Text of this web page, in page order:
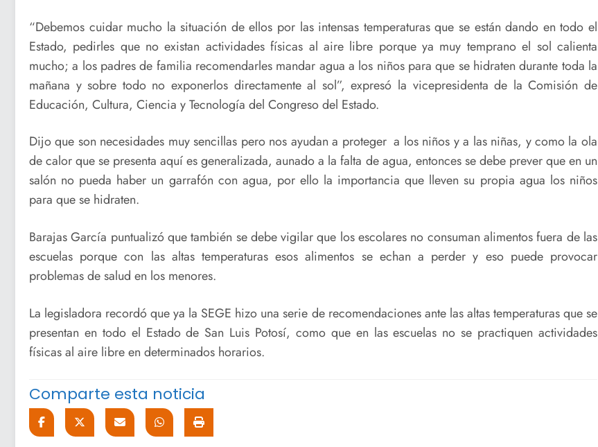
“Debemos cuidar mucho la situación de ellos por las intensas temperaturas que se están dando en todo el
Estado, pedirles que no existan actividades físicas al aire libre porque ya muy temprano el sol calienta
mucho; a los padres de familia recomendarles mandar agua a los niños para que se hidraten durante toda la
mañana y sobre todo no exponerlos directamente al sol”, expresó la vicepresidenta de la Comisión de
Educación, Cultura, Ciencia y Tecnología del Congreso del Estado.
Dijo que son necesidades muy sencillas pero nos ayudan a proteger a los niños y a las niñas, y como la ola
de calor que se presenta aquí es generalizada, aunado a la falta de agua, entonces se debe prever que en un
salón no pueda haber un garrafón con agua, por ello la importancia que lleven su propia agua los niños
para que se hidraten.
Barajas García puntualizó que también se debe vigilar que los escolares no consuman alimentos fuera de las
escuelas porque con las altas temperaturas esos alimentos se echan a perder y eso puede provocar
problemas de salud en los menores.
La legisladora recordó que ya la SEGE hizo una serie de recomendaciones ante las altas temperaturas que se
presentan en todo el Estado de San Luis Potosí, como que en las escuelas no se practiquen actividades
físicas al aire libre en determinados horarios.
Comparte esta noticia